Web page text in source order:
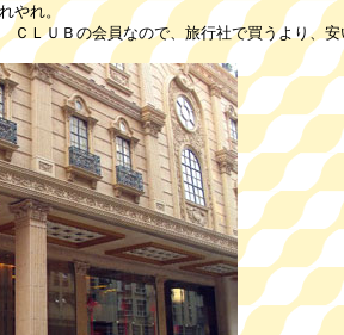
れ。
会員なので、旅行社で買うより、安いし